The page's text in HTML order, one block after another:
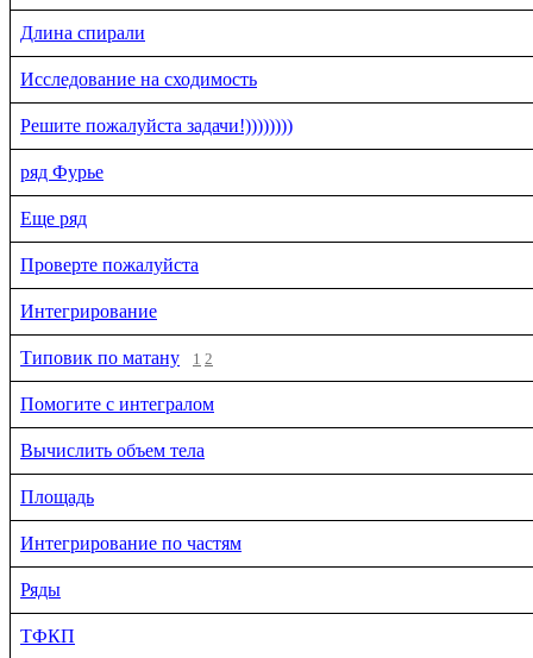
Длина спирали
Исследование на сходимость
Решите пожалуйста задачи!))))))))
ряд Фурье
Еще ряд
Проверте пожалуйста
Интегрирование
Типовик по матану 1 2
Помогите с интегралом
Вычислить объем тела
Площадь
Интегрирование по частям
Ряды
ТФКП